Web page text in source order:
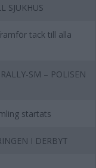
SJUKHUS
tack till alla
SM – POLISEN
startats
I DERBYT